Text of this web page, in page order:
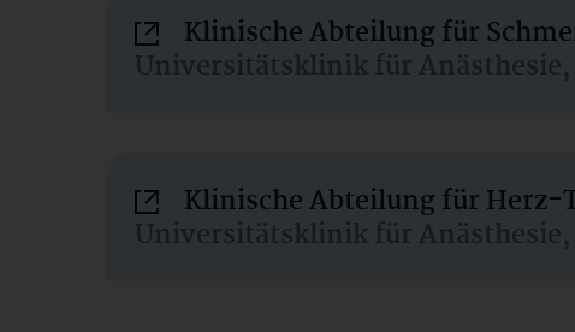
Klinische Abteilung für
Universitätsklinik für
Klinische Abteilung für
Universitätsklinik für